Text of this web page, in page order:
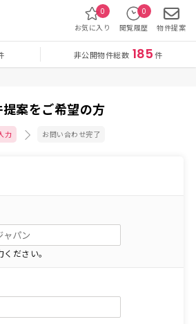
非公開物件総数 185件
お気に入り
0
閲覧履歴
0
物件提案
案をご希望の方
力 お問い合わせ完了
ださい。